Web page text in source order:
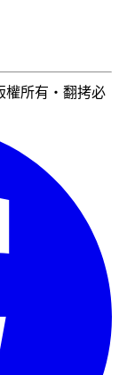
權所有‧翻拷必